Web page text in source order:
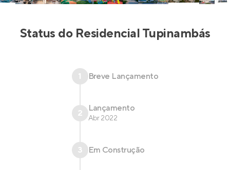
Status do Residencial Tupinambás
1 Breve Lançamento
2 Lançamento
Abr 2022
3 Em Construção